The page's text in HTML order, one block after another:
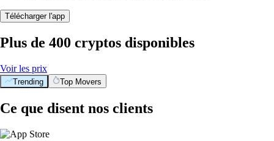
Télécharger l'app
Plus de 400 cryptos disponibles
Voir les prix
Trending Top Movers
Ce que disent nos clients